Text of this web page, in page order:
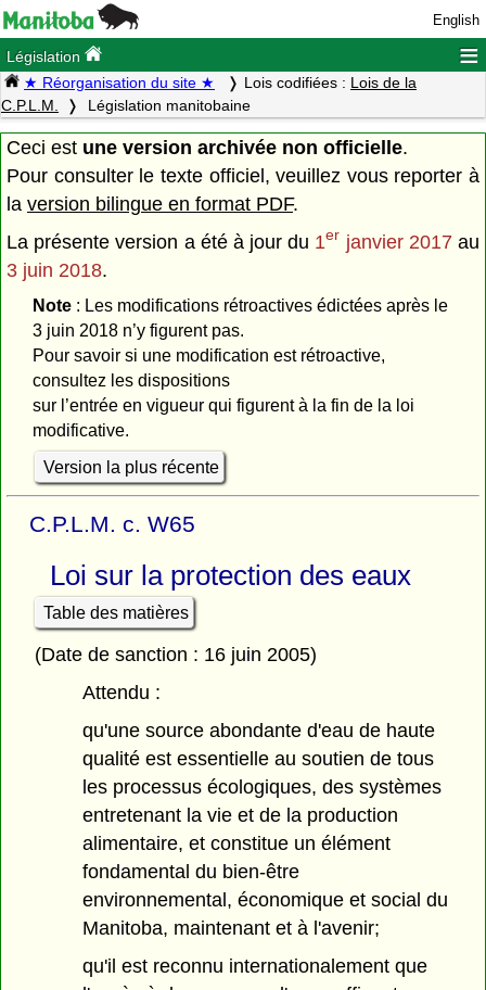
English
Législation ≡
★ Réorganisation du site ★ Lois codifiées : Lois de la
C.P.L.M.
Législation manitobaine
Ceci est une version archivée non officielle.
Pour consulter le texte officiel, veuillez vous reporter à
la version bilingue en format PDF.
La présente version a été à jour du 1er janvier 2017au
3 juin 2018.
Note: Les modifications rétroactives édictées après le
3 juin 2018 n’y figurent pas.
Pour savoir si une modification est rétroactive,
consultez les dispositions
sur l’entrée en vigueur qui figurent à la fin de la loi
modificative.
Version la plus récente
C.P.L.M. c. W65
Loi sur la protection des eaux
Table des matières
(Date de sanction : 16 juin 2005)
Attendu :
qu'une source abondante d'eau de haute
qualité est essentielle au soutien de tous
les processus écologiques, des systèmes
entretenant la vie et de la production
alimentaire, et constitue un élément
fondamental du bien-être
environnemental, économique et social du
Manitoba, maintenant et à l'avenir;
qu'il est reconnu internationalement que